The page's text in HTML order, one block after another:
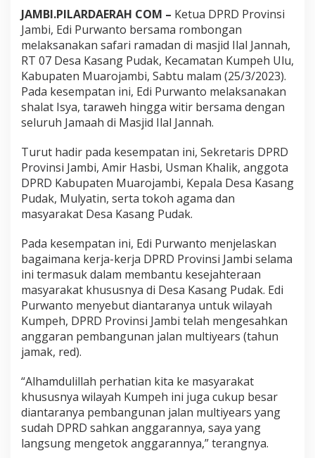
a
d
h
a
n
E
d
i
P
w
a
n
t
o
k
G
o
r
n
g
-
o
n
g
y
n
JAMBI.PILARDAERAH COM – Ketua DPRD Provinsi
Jambi, Edi Purwanto bersama rombongan
melaksanakan safari ramadan di masjid Ilal Jannah,
RT 07 Desa Kasang Pudak, Kecamatan Kumpeh Ulu,
Kabupaten Muarojambi, Sabtu malam (25/3/2023).
Pada kesempatan ini, Edi Purwanto melaksanakan
shalat Isya, taraweh hingga witir bersama dengan
seluruh Jamaah di Masjid Ilal Jannah.
Turut hadir pada kesempatan ini, Sekretaris DPRD
Provinsi Jambi, Amir Hasbi, Usman Khalik, anggota
DPRD Kabupaten Muarojambi, Kepala Desa Kasang
Pudak, Mulyatin, serta tokoh agama dan
masyarakat Desa Kasang Pudak.
Pada kesempatan ini, Edi Purwanto menjelaskan
bagaimana kerja-kerja DPRD Provinsi Jambi selama
ini termasuk dalam membantu kesejahteraan
masyarakat khususnya di Desa Kasang Pudak. Edi
Purwanto menyebut diantaranya untuk wilayah
Kumpeh, DPRD Provinsi Jambi telah mengesahkan
anggaran pembangunan jalan multiyears (tahun
jamak, red).
“Alhamdulillah perhatian kita ke masyarakat
khususnya wilayah Kumpeh ini juga cukup besar
diantaranya pembangunan jalan multiyears yang
sudah DPRD sahkan anggarannya, saya yang
langsung mengetok anggarannya,” terangnya.